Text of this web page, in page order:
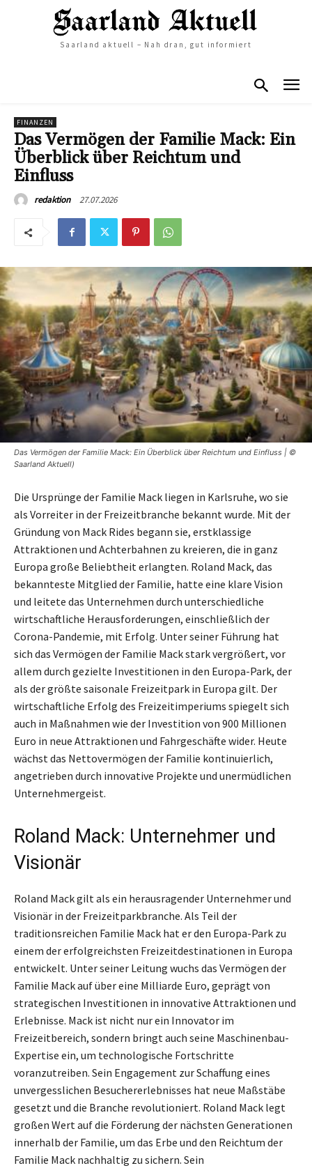
Saarland aktuell – Nah dran, gut informiert
FINANZEN
Das Vermögen der Familie Mack: Ein
Überblick über Reichtum und
Einfluss
redaktion 27.07.2026
Das Vermögen der Familie Mack: Ein Überblick über Reichtum und Einfluss | ©
Saarland Aktuell)
Die Ursprünge der Familie Mack liegen in Karlsruhe, wo sie
als Vorreiter in der Freizeitbranche bekannt wurde. Mit der
Gründung von Mack Rides begann sie, erstklassige
Attraktionen und Achterbahnen zu kreieren, die in ganz
Europa große Beliebtheit erlangten. Roland Mack, das
bekannteste Mitglied der Familie, hatte eine klare Vision
und leitete das Unternehmen durch unterschiedliche
wirtschaftliche Herausforderungen, einschließlich der
Corona-Pandemie, mit Erfolg. Unter seiner Führung hat
sich das Vermögen der Familie Mack stark vergrößert, vor
allem durch gezielte Investitionen in den Europa-Park, der
als der größte saisonale Freizeitpark in Europa gilt. Der
wirtschaftliche Erfolg des Freizeitimperiums spiegelt sich
auch in Maßnahmen wie der Investition von 900 Millionen
Euro in neue Attraktionen und Fahrgeschäfte wider. Heute
wächst das Nettovermögen der Familie kontinuierlich,
angetrieben durch innovative Projekte und unermüdlichen
Unternehmergeist.
Roland Mack: Unternehmer und
Visionär
Roland Mack gilt als ein herausragender Unternehmer und
Visionär in der Freizeitparkbranche. Als Teil der
traditionsreichen Familie Mack hat er den Europa-Park zu
einem der erfolgreichsten Freizeitdestinationen in Europa
entwickelt. Unter seiner Leitung wuchs das Vermögen der
Familie Mack auf über eine Milliarde Euro, geprägt von
strategischen Investitionen in innovative Attraktionen und
Erlebnisse. Mack ist nicht nur ein Innovator im
Freizeitbereich, sondern bringt auch seine Maschinenbau-
Expertise ein, um technologische Fortschritte
voranzutreiben. Sein Engagement zur Schaffung eines
unvergesslichen Besuchererlebnisses hat neue Maßstäbe
gesetzt und die Branche revolutioniert. Roland Mack legt
großen Wert auf die Förderung der nächsten Generationen
innerhalb der Familie, um das Erbe und den Reichtum der
Familie Mack nachhaltig zu sichern. Sein